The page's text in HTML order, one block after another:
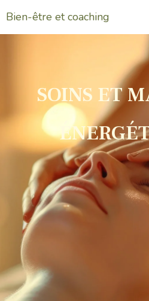
au
Bien-être et coaching
SOINS ET